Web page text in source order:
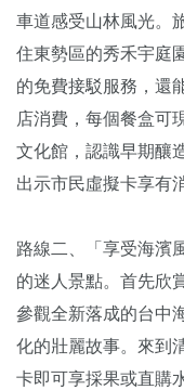
車道感受山林風光。
住東勢區的秀禾宇庭
的免費接駁服務，還
店消費，每個餐盒可
文化館，認識早期釀
出示市民虛擬卡享有
路線二、「享受海濱
的迷人景點。首先欣
參觀全新落成的台中
化的壯麗故事。來到
卡即可享採果或直購